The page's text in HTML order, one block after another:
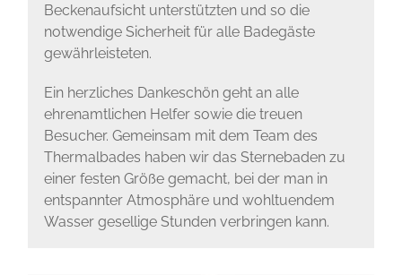
Beckenaufsicht unterstützten und so die
notwendige Sicherheit für alle Badegäste
gewährleisteten.
Ein herzliches Dankeschön geht an alle
ehrenamtlichen Helfer sowie die treuen
Besucher. Gemeinsam mit dem Team des
Thermalbades haben wir das Sternebaden zu
einer festen Größe gemacht, bei der man in
entspannter Atmosphäre und wohltuendem
Wasser gesellige Stunden verbringen kann.